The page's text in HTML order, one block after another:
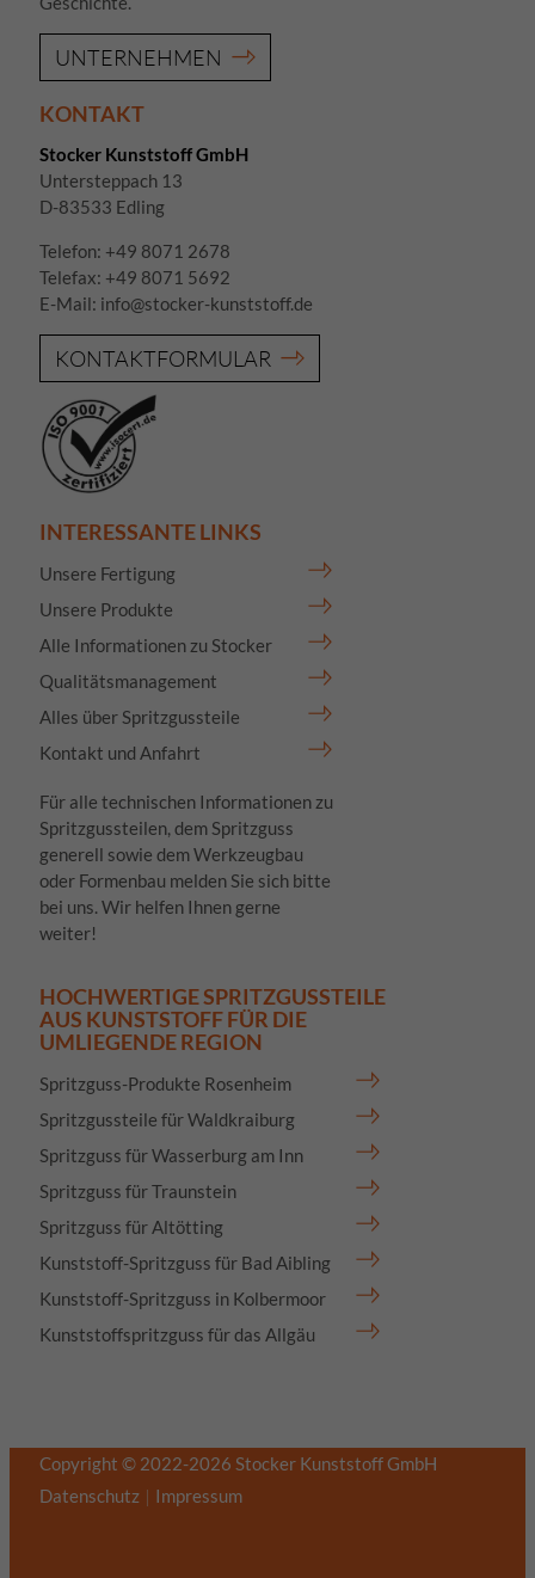
UNTERNEHMEN
KONTAKT
Stocker Kunststoff GmbH
Untersteppach 13
D-83533 Edling
Telefon: +49 8071 2678
Telefax: +49 8071 5692
E-Mail: info@stocker-kunststoff.de
KONTAKTFORMULAR
INTERESSANTE LINKS
Unsere Fertigung
Unsere Produkte
Alle Informationen zu Stocker
Qualitätsmanagement
Alles über Spritzgussteile
Kontakt und Anfahrt
Für alle technischen Informationen zu
Spritzgussteilen, dem Spritzguss
generell sowie dem Werkzeugbau
oder Formenbau melden Sie sich bitte
bei uns. Wir helfen Ihnen gerne
weiter!
HOCHWERTIGE SPRITZGUSSTEILE
AUS KUNSTSTOFF FÜR DIE
UMLIEGENDE REGION
Spritzguss-Produkte Rosenheim
Spritzgussteile für Waldkraiburg
Spritzguss für Wasserburg am Inn
Spritzguss für Traunstein
Spritzguss für Altötting
Kunststoff-Spritzguss für Bad Aibling
Kunststoff-Spritzguss in Kolbermoor
Kunststoffspritzguss für das Allgäu
Copyright © 2022-2026 Stocker Kunststoff GmbH
Datenschutz
Impressum